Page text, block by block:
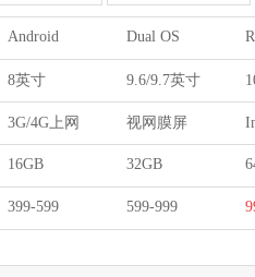
Android Dual OS
8英寸 9.6/9.7英寸
3G/4G上网 视网膜屏
16GB 32GB
399-599 599-999